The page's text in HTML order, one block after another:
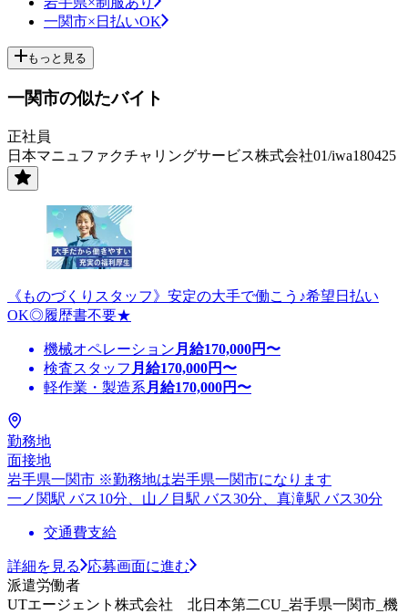
一関市×日払いOK
もっと見る
一関市の似たバイト
正社員
日本マニュファクチャリングサービス株式会社01/iwa180425
《ものづくりスタッフ》安定の大手で働こう♪希望日払い
OK◎履歴書不要★
機械オペレーション 月給170,000円〜
検査スタッフ 月給170,000円〜
軽作業・製造系 月給170,000円〜
勤務地
面接地
岩手県一関市 ※勤務地は岩手県一関市になります
一ノ関駅 バス10分、山ノ目駅 バス30分、真滝駅 バス30分
交通費支給
詳細を見る
応募画面に進む
派遣労働者
UTエージェント株式会社 北日本第二CU_岩手県一関市_機